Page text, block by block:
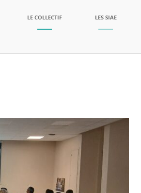
LE COLLECTIF LES SIAE